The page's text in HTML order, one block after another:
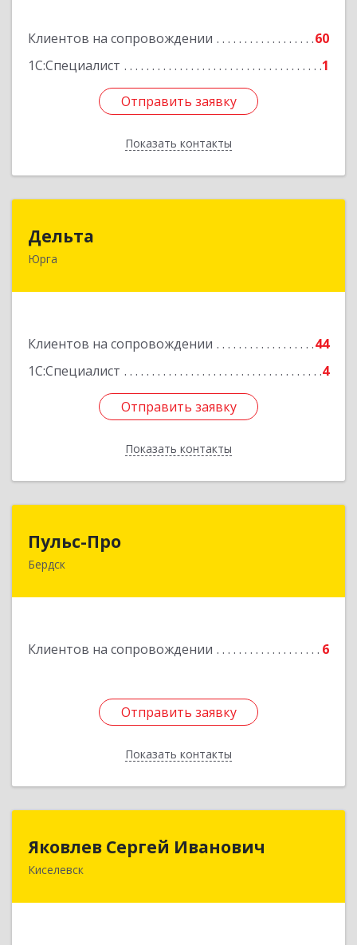
Клиентов на сопровождении
60
1С:Специалист
1
Отправить заявку
Показать контакты
Отправить заявку
Назад
Дельта
Юрга
Клиентов на сопровождении
44
1С:Специалист
4
Отправить заявку
Показать контакты
Отправить заявку
Назад
Пульс-Про
Бердск
Клиентов на сопровождении 6
Отправить заявку
Показать контакты
633010, Новосибирская обл, Бердск, Ленина,
Отправить заявку
Назад
Яковлев Сергей Иванович
Киселевск
Яковлев Сергей Иванович
650002, Кемеровская обл, г.Кемерово, пр-т